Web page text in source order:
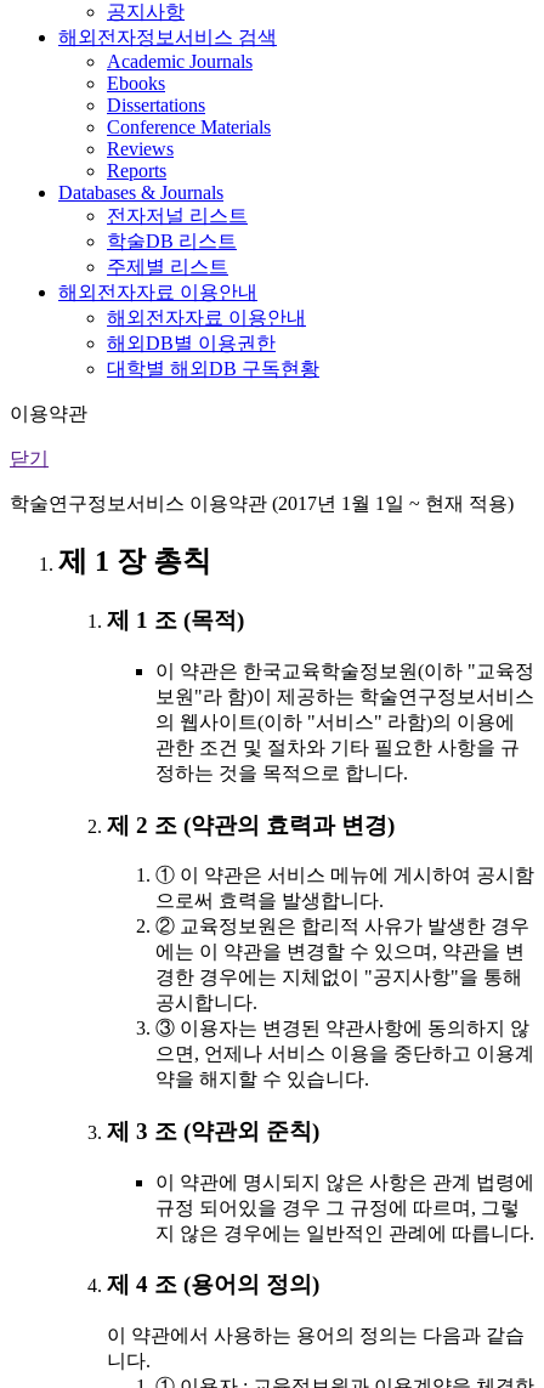
공지사항
해외전자정보서비스 검색
Academic Journals
Ebooks
Dissertations
Conference Materials
Reviews
Reports
Databases & Journals
전자저널 리스트
학술DB 리스트
주제별 리스트
해외전자자료 이용안내
해외전자자료 이용안내
해외DB별 이용권한
대학별 해외DB 구독현황
이용약관
닫기
학술연구정보서비스 이용약관 (2017년 1월 1일 ~ 현재 적용)
제 1 장 총칙
제 1 조 (목적)
이 약관은 한국교육학술정보원(이하 "교육정
보원"라 함)이 제공하는 학술연구정보서비스
의 웹사이트(이하 "서비스" 라함)의 이용에
관한 조건 및 절차와 기타 필요한 사항을 규
정하는 것을 목적으로 합니다.
제 2 조 (약관의 효력과 변경)
① 이 약관은 서비스 메뉴에 게시하여 공시함
으로써 효력을 발생합니다.
② 교육정보원은 합리적 사유가 발생한 경우
에는 이 약관을 변경할 수 있으며, 약관을 변
경한 경우에는 지체없이 "공지사항"을 통해
공시합니다.
③ 이용자는 변경된 약관사항에 동의하지 않
으면, 언제나 서비스 이용을 중단하고 이용계
약을 해지할 수 있습니다.
제 3 조 (약관외 준칙)
이 약관에 명시되지 않은 사항은 관계 법령에
규정 되어있을 경우 그 규정에 따르며, 그렇
지 않은 경우에는 일반적인 관례에 따릅니다.
제 4 조 (용어의 정의)
이 약관에서 사용하는 용어의 정의는 다음과 같습
니다.